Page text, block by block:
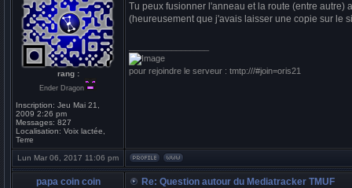
rang :
Ender Dragon
Inscription: Jeu Mai 21,
2009 2:26 pm
Messages: 827
Localisation: Voix lactée,
Terre
Tu peux fusionner l'anneau et la route (entre autre)
(heureusement que j'avais laisser une copie sur le
pour rejoindre le serveur : tmtp:///#join=oris21
Lun Mar 06, 2017 11:06 pm
papa coin coin
Re: Question autour du Mediatracker TMUF